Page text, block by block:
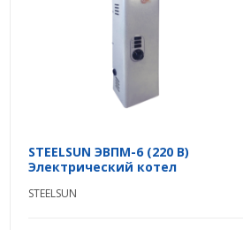
STEELSUN ЭВПМ-6 (220 В)
Электрический котел
STEELSUN